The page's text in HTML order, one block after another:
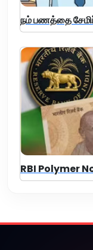
நம் பணத்தை
RBI Polymer